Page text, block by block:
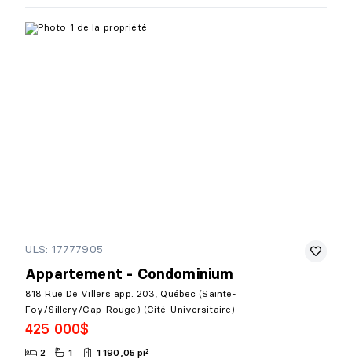
ULS: 17777905
Appartement - Condominium
818 Rue De Villers app. 203, Québec (Sainte-
Foy/Sillery/Cap-Rouge) (Cité-Universitaire)
425 000$
2 1 1 190,05 pi²